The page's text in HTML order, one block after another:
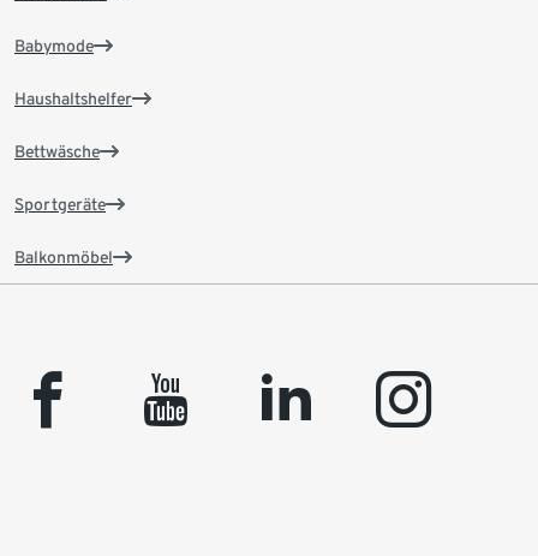
Babymode
Haushaltshelfer
Bettwäsche
Sportgeräte
Balkonmöbel
facebook youtube linkedin instagram